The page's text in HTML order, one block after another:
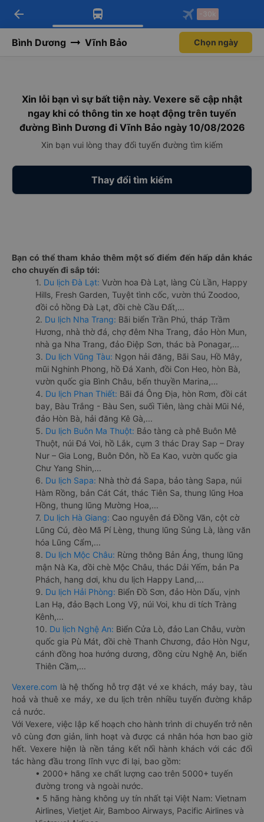
Tải app Vexere ngay!
Nhận ưu đãi thành viên độc
Mở app
Tải app Vexere
-30k/ghế khi đặt vé máy bay qua
Mở app
arrow_back -30k
Bình Dương Vĩnh Bảo Chọn ngày
Xin lỗi bạn vì sự bất tiện này. Vexere sẽ cập nhật
ngay khi có thông tin xe hoạt động trên tuyến
đường Bình Dương đi Vĩnh Bảo ngày 10/08/2026
Xin bạn vui lòng thay đổi tuyến đường tìm kiếm
Thay đổi tìm kiếm
Bạn có thể tham khảo thêm một số điểm đến hấp dẫn khác
cho chuyến đi sắp tới:
1. Du lịch Đà Lạt: Vườn hoa Đà Lạt, làng Cù Lần, Happy
Hills, Fresh Garden, Tuyệt tình cốc, vườn thú Zoodoo,
đồi cỏ hồng Đà Lạt, đồi chè Cầu Đất,...
2. Du lịch Nha Trang: Bãi biển Trần Phú, tháp Trầm
Hương, nhà thờ đá, chợ đêm Nha Trang, đảo Hòn Mun,
nhà ga Nha Trang, đảo Điệp Sơn, thác bà Ponagar,...
3. Du lịch Vũng Tàu: Ngọn hải đăng, Bãi Sau, Hồ Mây,
mũi Nghinh Phong, hồ Đá Xanh, đồi Con Heo, hòn Bà,
vườn quốc gia Bình Châu, bến thuyền Marina,...
4. Du lịch Phan Thiết: Bãi đá Ông Địa, hòn Rơm, đồi cát
bay, Bàu Trắng - Bàu Sen, suối Tiên, làng chài Mũi Né,
đảo Hòn Bà, hải đăng Kê Gà,...
5. Du lịch Buôn Ma Thuột: Bảo tàng cà phê Buôn Mê
Thuột, núi Đá Voi, hồ Lắk, cụm 3 thác Dray Sap – Dray
Nur – Gia Long, Buôn Đôn, hồ Ea Kao, vườn quốc gia
Chư Yang Shin,...
6. Du lịch Sapa: Nhà thờ đá Sapa, bảo tàng Sapa, núi
Hàm Rồng, bản Cát Cát, thác Tiên Sa, thung lũng Hoa
Hồng, thung lũng Mường Hoa,...
7. Du lịch Hà Giang: Cao nguyên đá Đồng Văn, cột cờ
Lũng Cú, đèo Mã Pí Lèng, thung lũng Sủng Là, làng văn
hóa Lũng Cẩm,...
8. Du lịch Mộc Châu: Rừng thông Bản Áng, thung lũng
mận Nà Ka, đồi chè Mộc Châu, thác Dải Yếm, bản Pa
Phách, hang dơi, khu du lịch Happy Land,...
9. Du lịch Hải Phòng: Biển Đồ Sơn, đảo Hòn Dấu, vịnh
Lan Hạ, đảo Bạch Long Vỹ, núi Voi, khu di tích Tràng
Kênh,...
10. Du lịch Nghệ An: Biển Cửa Lò, đảo Lan Châu, vườn
quốc gia Pù Mát, đồi chè Thanh Chương, đảo Hòn Ngư,
cánh đồng hoa hướng dương, đồng cừu Nghệ An, biển
Thiên Cầm,...
Vexere.com là hệ thống hỗ trợ đặt vé xe khách, máy bay, tàu
hoả và thuê xe máy, xe du lịch trên nhiều tuyến đường khắp
cả nước.
Với Vexere, việc lập kế hoạch cho hành trình di chuyển trở nên
vô cùng đơn giản, linh hoạt và được cá nhân hóa hơn bao giờ
hết. Vexere hiện là nền tảng kết nối hành khách với các đối
tác hàng đầu trong lĩnh vực đi lại, bao gồm:
• 2000+ hãng xe chất lượng cao trên 5000+ tuyến
đường trong và ngoài nước.
• 5 hãng hàng không uy tín nhất tại Việt Nam: Vietnam
Airlines, Vietjet Air, Bamboo Airways, Pacific Airlines và